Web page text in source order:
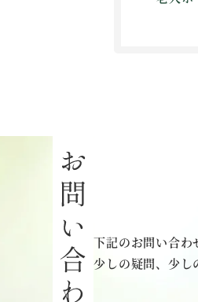
下記のお問い合わ
少しの疑問、少し